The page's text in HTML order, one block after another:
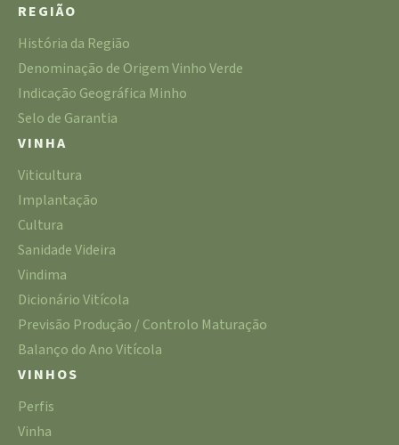
REGIÃO
História da Região
Denominação de Origem Vinho Verde
Indicação Geográfica Minho
Selo de Garantia
VINHA
Viticultura
Implantação
Cultura
Sanidade Videira
Vindima
Dicionário Vitícola
Previsão Produção / Controlo Maturação
Balanço do Ano Vitícola
VINHOS
Perfis
Vinha